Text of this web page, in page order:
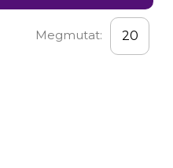
Megmutat: 20